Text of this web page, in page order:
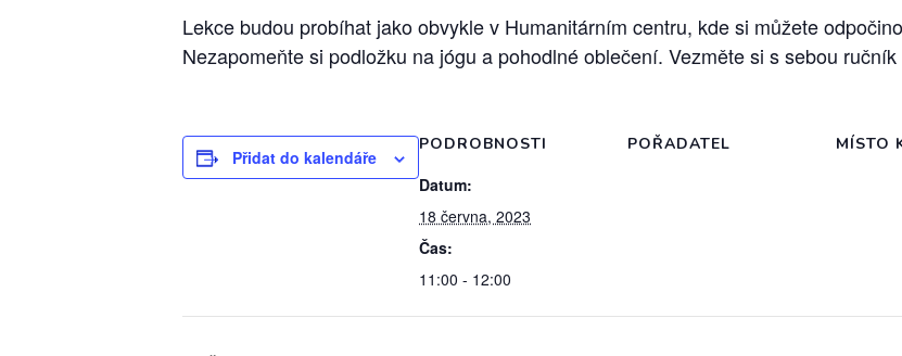
Lekce budou probíhat jako obvykle v Humanitárním centru, kde si můžete
Nezapomeňte si podložku na jógu a pohodlné oblečení. Vezměte si s sebou
Přidat do kalendáře
PODROBNOSTI
Datum:
18 června, 2023
Čas:
11:00 - 12:00
POŘADATEL MÍSTO